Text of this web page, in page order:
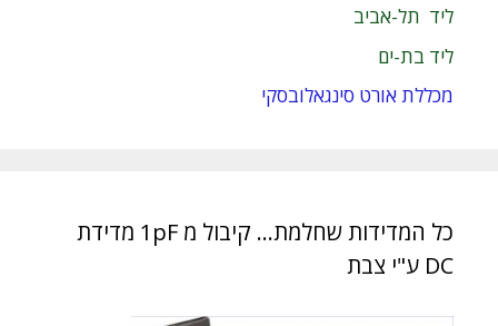
ליד תל-אביב
ליד בת-ים
מכללת אורט סינגאלובסקי
כל המדידות שחלמת… קיבול מ 1pF מדידת
DC ע"י צבת